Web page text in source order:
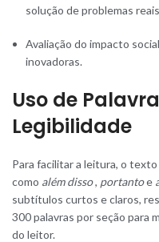
solução de problemas
Avaliação do impacto
inovadoras.
Uso de
Legibilidade
Para facilitar a leitura, o
como além disso, portantoe
subtítulos curtos e claros,
300 palavras por seção para
do leitor.